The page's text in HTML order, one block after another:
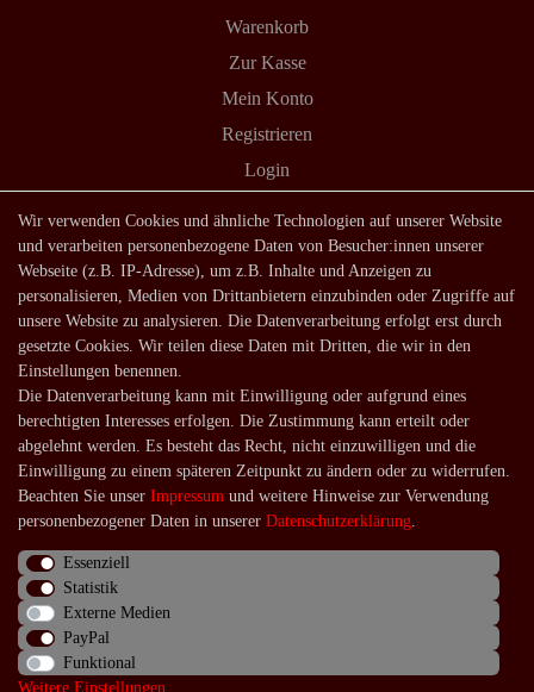
Warenkorb
Zur Kasse
Mein Konto
Registrieren
Login
Shop
Lagerverkauf
Zahlungsarten
Versandarten und -kosten
Service
Kontakt
Häufige Fragen
Über uns
Impressum
Wir verwenden Cookies und ähnliche Technologien auf unserer Website
und verarbeiten personenbezogene Daten von Besucher:innen unserer
Webseite (z.B. IP-Adresse), um z.B. Inhalte und Anzeigen zu
personalisieren, Medien von Drittanbietern einzubinden oder Zugriffe auf
unsere Website zu analysieren. Die Datenverarbeitung erfolgt erst durch
gesetzte Cookies. Wir teilen diese Daten mit Dritten, die wir in den
Einstellungen benennen.
Die Datenverarbeitung kann mit Einwilligung oder aufgrund eines
berechtigten Interesses erfolgen. Die Zustimmung kann erteilt oder
abgelehnt werden. Es besteht das Recht, nicht einzuwilligen und die
Einwilligung zu einem späteren Zeitpunkt zu ändern oder zu widerrufen.
Beachten Sie unser Impressum und weitere Hinweise zur Verwendung
personenbezogener Daten in unserer Daten­schutz­erklärung.
Essenziell
Statistik
Externe Medien
PayPal
Funktional
Weitere Einstellungen